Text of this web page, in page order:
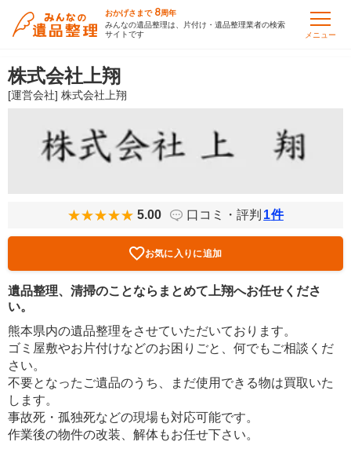
おかげさまで 8周年
みんなの遺品整理は、片付け・遺品整理業者の検索
サイトです
メニュー
株式会社上翔
[運営会社] 株式会社上翔
5.00 口コミ・評判 1件
お気に入りに追加
遺品整理、清掃のことならまとめて上翔へお任せくださ
い。
熊本県内の遺品整理をさせていただいております。
ゴミ屋敷やお片付けなどのお困りごと、何でもご相談くだ
さい。
不要となったご遺品のうち、まだ使用できる物は買取いた
します。
事故死・孤独死などの現場も対応可能です。
作業後の物件の改装、解体もお任せ下さい。